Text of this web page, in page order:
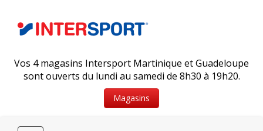
Vos 4 magasins Intersport Martinique et Guadeloupe
sont ouverts du lundi au samedi de 8h30 à 19h20.
Magasins